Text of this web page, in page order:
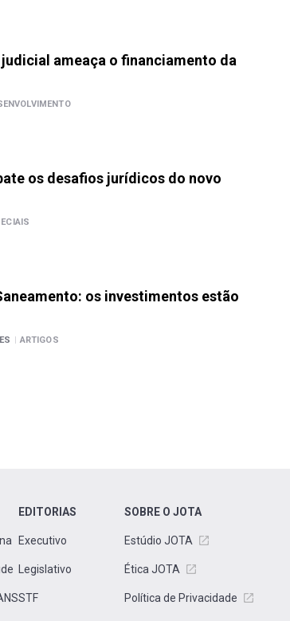
ameaça o financiamento da
os desafios jurídicos do novo
os investimentos estão
| ARTIGOS
EDITORIAS
Executivo
Legislativo
STF
SOBRE O JOTA
Estúdio JOTA
Ética JOTA
Política de Privacidade